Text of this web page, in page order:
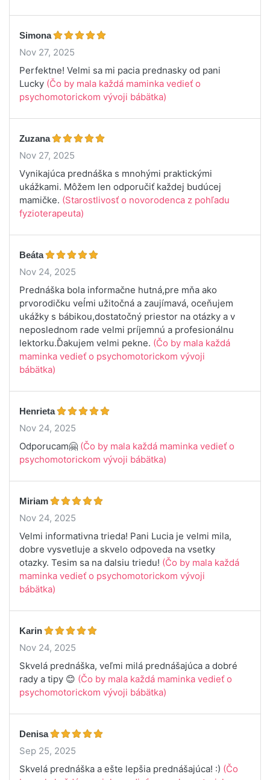
Simona
Nov 27, 2025
Perfektne! Velmi sa mi pacia prednasky od pani
Lucky (Čo by mala každá maminka vedieť o
psychomotorickom vývoji bábätka)
Zuzana
Nov 27, 2025
Vynikajúca prednáška s mnohými praktickými
ukážkami. Môžem len odporučiť každej budúcej
mamičke. (Starostlivosť o novorodenca z pohľadu
fyzioterapeuta)
Beáta
Nov 24, 2025
Prednáška bola informačne hutná,pre mňa ako
prvorodičku veĺmi užitočná a zaujímavá, oceňujem
ukážky s bábikou,dostatočný priestor na otázky a v
neposlednom rade velmi príjemnú a profesionálnu
lektorku.Ďakujem velmi pekne. (Čo by mala každá
maminka vedieť o psychomotorickom vývoji
bábätka)
Henrieta
Nov 24, 2025
Odporucam🤗 (Čo by mala každá maminka vedieť o
psychomotorickom vývoji bábätka)
Miriam
Nov 24, 2025
Velmi informativna trieda! Pani Lucia je velmi mila,
dobre vysvetluje a skvelo odpoveda na vsetky
otazky. Tesim sa na dalsiu triedu! (Čo by mala každá
maminka vedieť o psychomotorickom vývoji
bábätka)
Karin
Nov 24, 2025
Skvelá prednáška, veľmi milá prednášajúca a dobré
rady a tipy 😊 (Čo by mala každá maminka vedieť o
psychomotorickom vývoji bábätka)
Denisa
Sep 25, 2025
Skvelá prednáška a ešte lepšia prednášajúca! :) (Čo